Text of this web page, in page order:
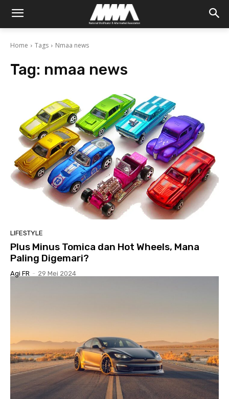
Home Tags Nmaa news
Tag: nmaa news
LIFESTYLE
Plus Minus Tomica dan Hot Wheels, Mana
Paling Digemari?
Agi FR - 29 Mei 2024